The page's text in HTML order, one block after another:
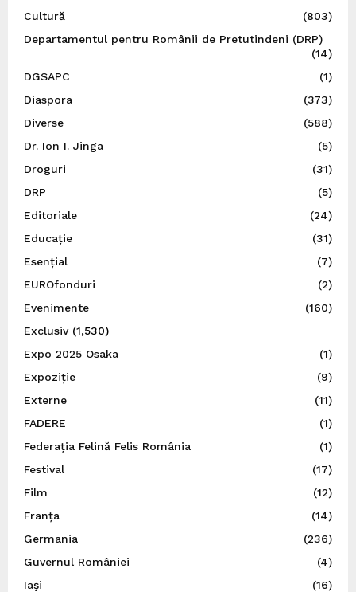
Cultură
(803)
Departamentul pentru Românii de Pretutindeni (DRP)
(14)
DGSAPC
(1)
Diaspora
(373)
Diverse
(588)
Dr. Ion I. Jinga
(5)
Droguri
(31)
DRP
(5)
Editoriale
(24)
Educație
(31)
Esențial
(7)
EUROfonduri
(2)
Evenimente
(160)
Exclusiv(1,530)
Expo 2025 Osaka
(1)
Expoziție
(9)
Externe
(11)
FADERE
(1)
Federația Felină Felis România
(1)
Festival
(17)
Film
(12)
Franța
(14)
Germania
(236)
Guvernul României
(4)
Iaşi
(16)